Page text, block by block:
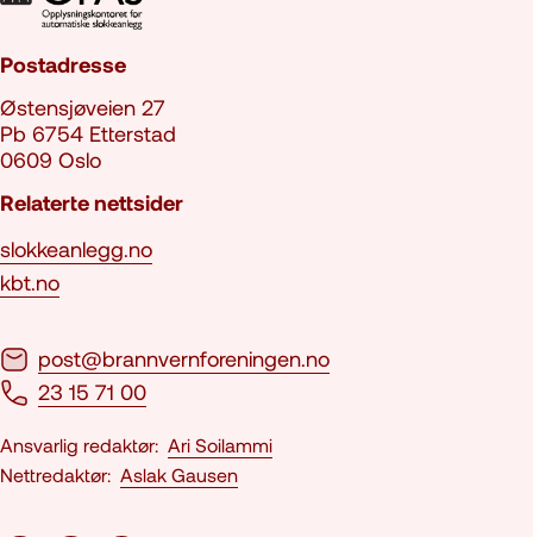
Postadresse
Østensjøveien 27
Pb 6754 Etterstad
0609 Oslo
Relaterte nettsider
slokkeanlegg.no
kbt.no
post@brannvernforeningen.no
23 15 71 00
Ansvarlig redaktør: Ari Soilammi
Nettredaktør: Aslak Gausen